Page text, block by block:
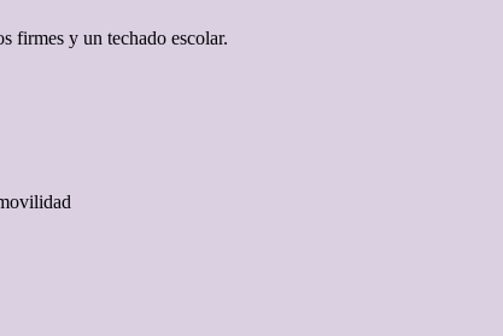
firmes y un techado escolar.